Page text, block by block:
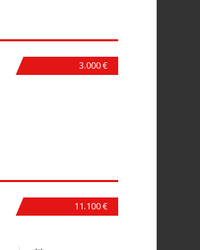
3.000 €
11.100 €